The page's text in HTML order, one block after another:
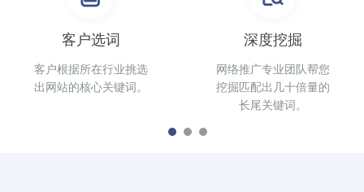
客户选词
客户根据所在行业挑选
出网站的核心关键词。
深度挖掘
网络推广专业团队帮您
挖掘匹配出几十倍量的
长尾关键词。